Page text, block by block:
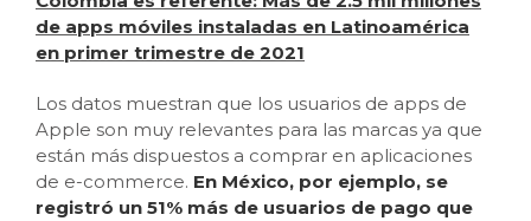
de apps móviles instaladas en Latinoamérica
en primer trimestre de 2021
Los datos muestran que los usuarios de apps de
Apple son muy relevantes para las marcas ya que
están más dispuestos a comprar en aplicaciones
de e-commerce. En México, por ejemplo, se
registró un 51% más de usuarios de pago que